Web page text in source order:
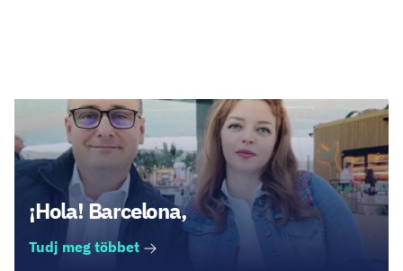
¡Hola! Barcelona,
Tudj meg többet